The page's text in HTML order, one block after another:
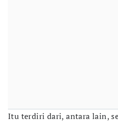
Itu terdiri dari, antara lain,